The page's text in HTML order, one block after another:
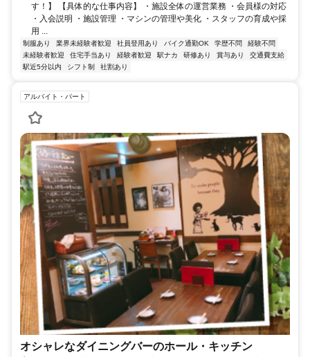
す！】 【具体的な仕事内容】 ・施設全体の運営業務 ・会員様の対応
・入会説明 ・施設管理 ・マシンの管理や美化 ・スタッフの育成や採
用 ...
制服あり 業界未経験者歓迎 社員登用あり バイク通勤OK 学歴不問
経験不問
未経験者歓迎
住宅手当あり 経験者歓迎 駅ナカ 研修あり 賞与あり
交通費支給
駅近5分以内
シフト制 社割あり
アルバイト・パート
オシャレなダイニングバーのホール・キッチン